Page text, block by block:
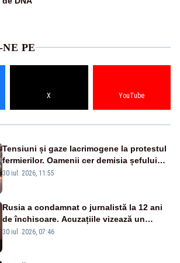
PE
X YouTube
Tensiuni și gaze lacrimogene la protestul
fermierilor. Oamenii cer demisia șefului
ANSVSA și s-au mutat în Piața Victoria–
30 iul. 2026, 11:55
Rusia a condamnat o jurnalistă la 12 ani
de închisoare. Acuzațiile vizează un
presupus transfer de bani către Ucraina
30 iul. 2026, 07:46